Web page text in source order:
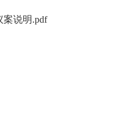
案说明.pdf